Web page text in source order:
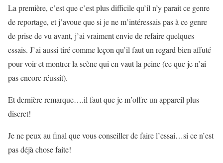
La première, c’est que c’est plus difficile qu’il n’y parait ce genre
de reportage, et j’avoue que si je ne m’intéressais pas à ce genre
de prise de vu avant, j’ai vraiment envie de refaire quelques
essais. J’ai aussi tiré comme leçon qu’il faut un regard bien affuté
pour voir et montrer la scène qui en vaut la peine (ce que je n’ai
pas encore réussit).
Et dernière remarque….il faut que je m’offre un appareil plus
discret!
Je ne peux au final que vous conseiller de faire l’essai…si ce n’est
pas déjà chose faite!